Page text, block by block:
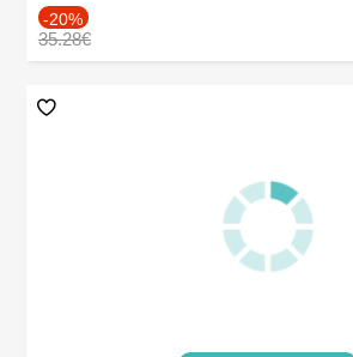
-20%
35.28€